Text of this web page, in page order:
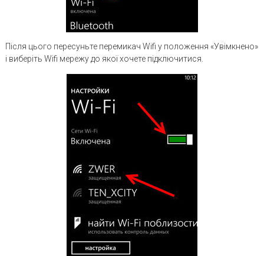
Після цього пересуньте перемикач Wifi у положення «Увімкнено»
і виберіть Wifi мережу до якої хочете підключитися.